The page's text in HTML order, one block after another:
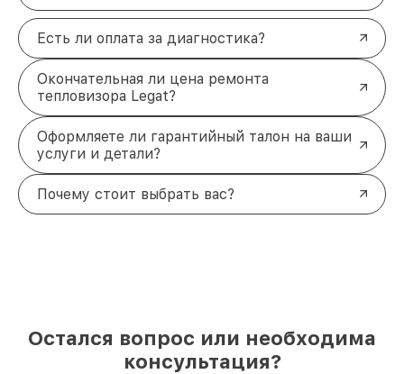
Есть ли оплата за диагностика?
Окончательная ли цена ремонта
тепловизора Legat?
Оформляете ли гарантийный талон на ваши
услуги и детали?
Почему стоит выбрать вас?
Остался вопрос или необходима
консультация?